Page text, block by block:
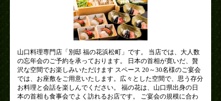
山口料理専門店「別邸 福の花浜松町」です。 当店では、大人数
の忘年会のご予約を承っております。 日本の首相が寛いだ、贅
沢な空間でお楽しみいただけます スペース 20～30名様のご宴会
では、お座敷をご用意いたします。広々とした空間で、思う存分
お料理と会話を楽しんでください。 福の花は、山口県出身の日
本の首相も食事会でよく訪れるお店です。 ご宴会の規模に合わ